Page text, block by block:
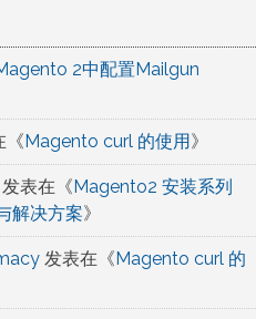
2中配置Mailgun
《Magento curl 的使用》
发表在《Magento2 安装系列
解决方案》
发表在《Magento curl 的